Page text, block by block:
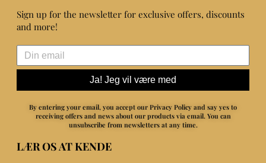
Sign up for the newsletter for exclusive offers, discounts
and more!
Ja! Jeg vil være med
By entering your email, you accept our Privacy Policy and say yes to
receiving offers and news about our products via email. You can
unsubscribe from newsletters at any time.
LÆR OS AT KENDE